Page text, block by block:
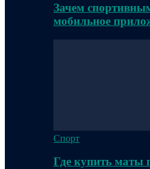
Зачем
мобильное
Спорт
Где купить маты